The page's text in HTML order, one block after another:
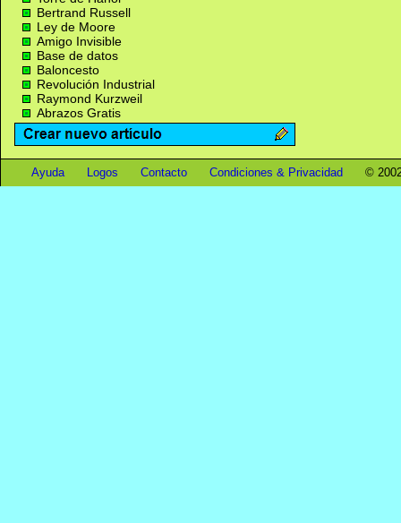
Bertrand Russell
Ley de Moore
Amigo Invisible
Base de datos
Baloncesto
Revolución Industrial
Raymond Kurzweil
Abrazos Gratis
Ayuda Logos Contacto Condiciones & Privacidad ©